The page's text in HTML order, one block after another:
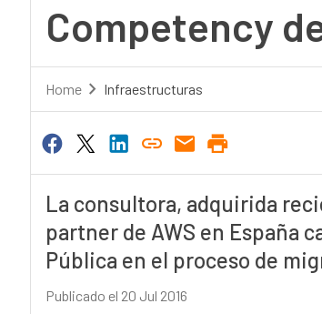
Competency
Home Infraestructuras
La consultora, adquirida
partner de AWS en España
Pública en el proceso de
Publicado el 20 Jul 2016